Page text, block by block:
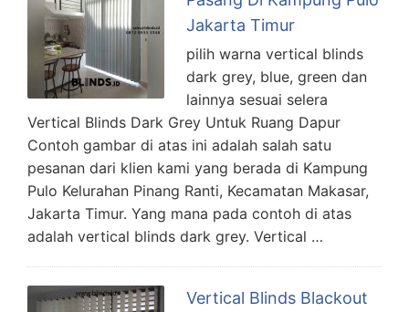
Jakarta Timur
pilih warna vertical blinds
dark grey, blue, green dan
lainnya sesuai selera
Vertical Blinds Dark Grey Untuk Ruang Dapur
Contoh gambar di atas ini adalah salah satu
pesanan dari klien kami yang berada di Kampung
Pulo Kelurahan Pinang Ranti, Kecamatan Makasar,
Jakarta Timur. Yang mana pada contoh di atas
adalah vertical blinds dark grey. Vertical …
Vertical Blinds Blackout